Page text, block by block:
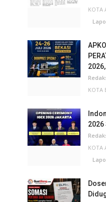
KOTA
KOTA
2026
KOTA